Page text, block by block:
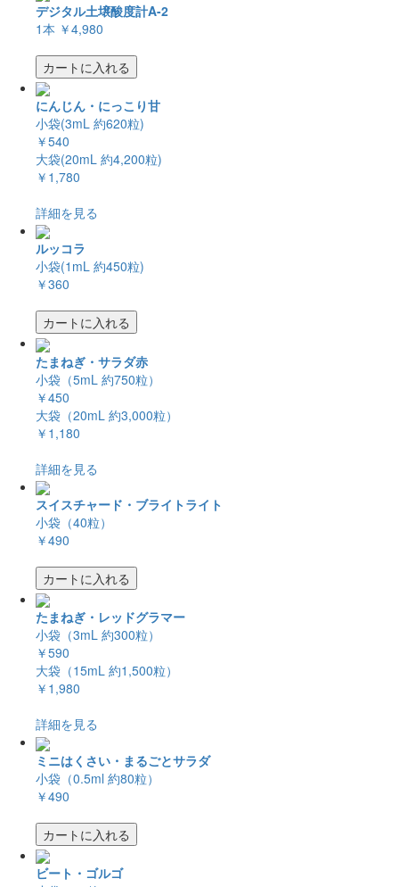
デジタル土壌酸度計A-2
1本 ￥4,980
カートに入れる
にんじん・にっこり甘
小袋(3mL 約620粒)
￥540
大袋(20mL 約4,200粒)
￥1,780
詳細を見る
ルッコラ
小袋(1mL 約450粒)
￥360
カートに入れる
たまねぎ・サラダ赤
小袋（5mL 約750粒）
￥450
大袋（20mL 約3,000粒）
￥1,180
詳細を見る
スイスチャード・ブライトライト
小袋（40粒）
￥490
カートに入れる
たまねぎ・レッドグラマー
小袋（3mL 約300粒）
￥590
大袋（15mL 約1,500粒）
￥1,980
詳細を見る
ミニはくさい・まるごとサラダ
小袋（0.5ml 約80粒）
￥490
カートに入れる
ビート・ゴルゴ